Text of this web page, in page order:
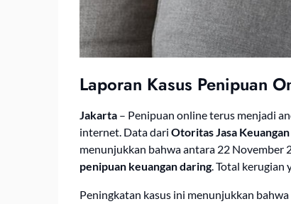
Laporan Kasus Penipuan
Jakarta – Penipuan online terus menjadi
internet. Data dari Otoritas Jasa
menunjukkan bahwa antara 22 November
penipuan keuangan daring. Total kerugian
Peningkatan kasus ini menunjukkan